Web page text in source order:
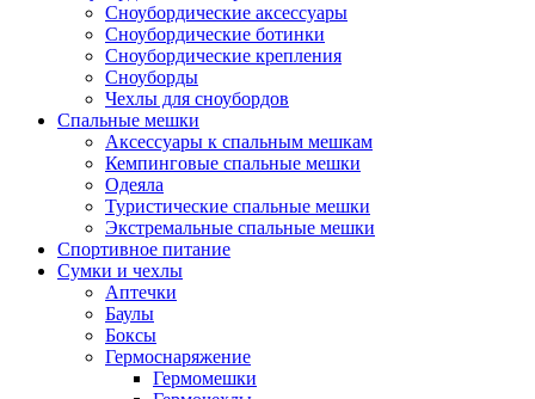
Сноубордические аксессуары
Сноубордические ботинки
Сноубордические крепления
Сноуборды
Чехлы для сноубордов
Спальные мешки
Аксессуары к спальным мешкам
Кемпинговые спальные мешки
Одеяла
Туристические спальные мешки
Экстремальные спальные мешки
Спортивное питание
Сумки и чехлы
Аптечки
Баулы
Боксы
Гермоснаряжение
Гермомешки